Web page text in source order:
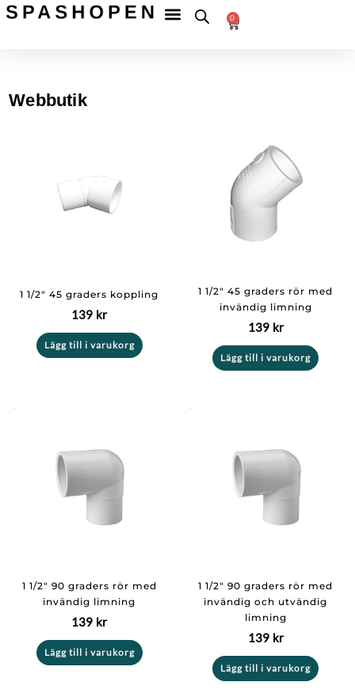
Hoppa
till
Betala
Fri
frakt
till
0
Varukorg
Webbutik
1 1/2″ 45 graders koppling
139 kr
Lägg till i varukorg
1 1/2″ 45 graders rör med
invändig limning
139 kr
Lägg till i varukorg
1 1/2″ 90 graders rör med
invändig limning
139 kr
Lägg till i varukorg
1 1/2″ 90 graders rör med
invändig och utvändig
limning
139 kr
Lägg till i varukorg